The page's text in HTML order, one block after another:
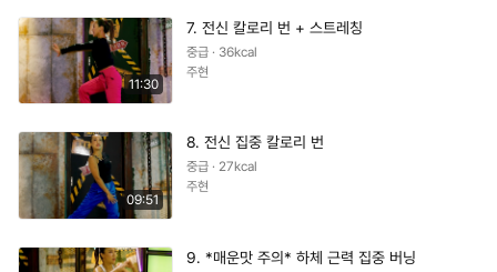
11:30
7. 전신 칼로리 번 + 스트레칭
중급 · 36kcal
주현
09:51
8. 전신 집중 칼로리 번
중급 · 27kcal
주현
9. *매운맛 주의* 하체 근력 집중 버닝